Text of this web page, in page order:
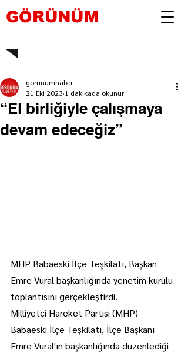
GÖRÜNÜM
“El birliğiyle çalışmaya
devam edeceğiz”
gorunumhaber
21 Eki 2023 1 dakikada okunur
MHP Babaeski İlçe Teşkilatı, Başkan
Emre Vural başkanlığında yönetim kurulu
toplantısını gerçekleştirdi.
Milliyetçi Hareket Partisi (MHP)
Babaeski İlçe Teşkilatı, İlçe Başkanı
Emre Vural'ın başkanlığında düzenlediği